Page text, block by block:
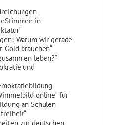
in
Warum wir gerade
Gold brauchen“
leben?“
und
online“ für
an Schulen
zur deutschen